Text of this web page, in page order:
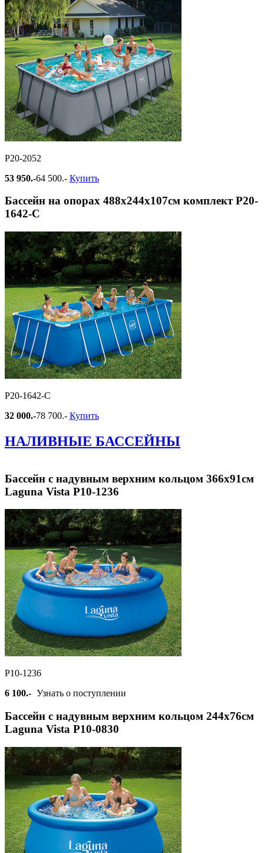
Р20-2052
53 950.-64 500.- Купить
Бассейн на опорах 488х244х107см комплект Р20-
1642-С
Р20-1642-С
32 000.-78 700.- Купить
НАЛИВНЫЕ БАССЕЙНЫ
Бассейн с надувным верхним кольцом 366х91см
Laguna Vista Р10-1236
Р10-1236
6 100.- Узнать о поступлении
Бассейн с надувным верхним кольцом 244х76см
Laguna Vista Р10-0830